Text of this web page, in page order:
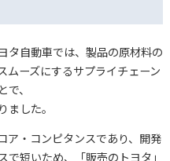
タ自動車では、製品の原材料の
ムーズにするサプライチェーン
、
した。
ア・コンピタンスであり、開発
短いため、「販売のトヨタ」